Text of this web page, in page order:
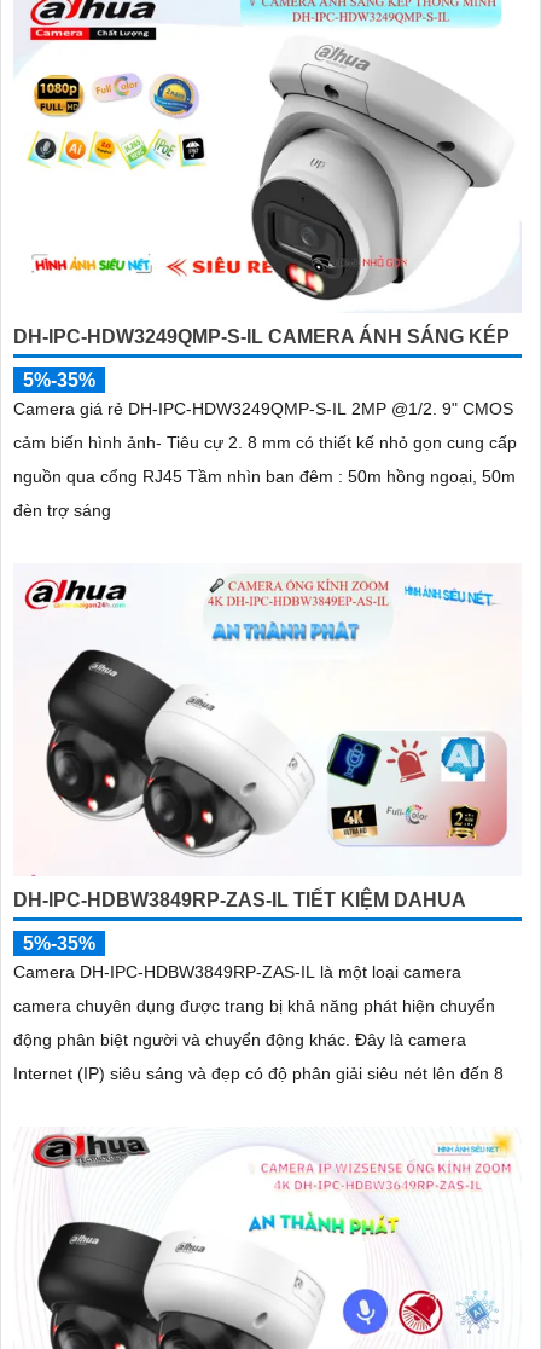
DH-IPC-HDW3249QMP-S-IL CAMERA ÁNH SÁNG KÉP
5%-35%
Camera giá rẻ DH-IPC-HDW3249QMP-S-IL 2MP @1/2. 9" CMOS
cảm biến hình ảnh- Tiêu cự 2. 8 mm có thiết kế nhỏ gọn cung cấp
nguồn qua cổng RJ45 Tầm nhìn ban đêm : 50m hồng ngoại, 50m
đèn trợ sáng
DH-IPC-HDBW3849RP-ZAS-IL TIẾT KIỆM DAHUA
5%-35%
Camera DH-IPC-HDBW3849RP-ZAS-IL là một loại camera
camera chuyên dụng được trang bị khả năng phát hiện chuyển
động phân biệt người và chuyển động khác. Đây là camera
Internet (IP) siêu sáng và đẹp có độ phân giải siêu nét lên đến 8